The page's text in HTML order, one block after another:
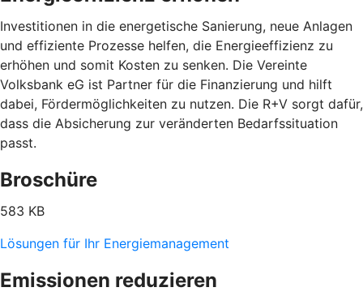
Investitionen in die energetische Sanierung, neue Anlagen
und effiziente Prozesse helfen, die Energieeffizienz zu
erhöhen und somit Kosten zu senken. Die Vereinte
Volksbank eG ist Partner für die Finanzierung und hilft
dabei, Fördermöglichkeiten zu nutzen. Die R+V sorgt dafür,
dass die Absicherung zur veränderten Bedarfssituation
passt.
Broschüre
583 KB
Lösungen für Ihr Energiemanagement
Emissionen reduzieren